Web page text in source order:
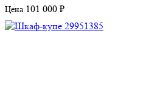
Цена 101 000 ₽